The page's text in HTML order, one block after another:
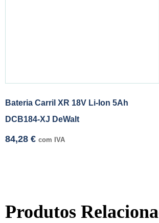
Bateria Carril XR 18V Li-Ion 5Ah
DCB184-XJ DeWalt
84,28 € com IVA
Produtos